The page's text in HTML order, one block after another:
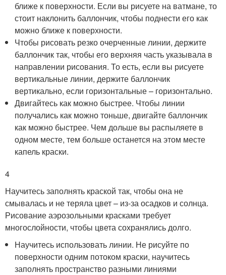
ближе к поверхности. Если вы рисуете на ватмане, то
стоит наклонить баллончик, чтобы поднести его как
можно ближе к поверхности.
Чтобы рисовать резко очерченные линии, держите
баллончик так, чтобы его верхняя часть указывала в
направлении рисования. То есть, если вы рисуете
вертикальные линии, держите баллончик
вертикально, если горизонтальные – горизонтально.
Двигайтесь как можно быстрее. Чтобы линии
получались как можно тоньше, двигайте баллончик
как можно быстрее. Чем дольше вы распыляете в
одном месте, тем больше останется на этом месте
капель краски.
4
Научитесь заполнять краской так, чтобы она не
смывалась и не теряла цвет – из-за осадков и солнца.
Рисование аэрозольными красками требует
многослойности, чтобы цвета сохранялись долго.
Научитесь использовать линии. Не рисуйте по
поверхности одним потоком краски, научитесь
заполнять пространство разными линиями